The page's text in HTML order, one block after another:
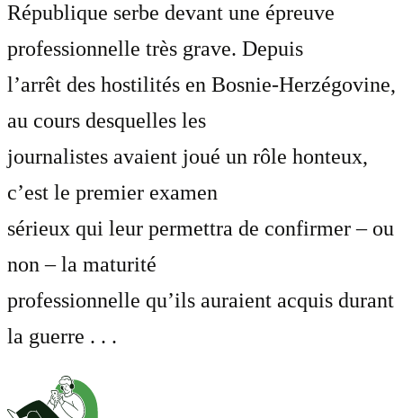
République serbe devant une épreuve
professionnelle très grave. Depuis
l’arrêt des hostilités en Bosnie-Herzégovine,
au cours desquelles les
journalistes avaient joué un rôle honteux,
c’est le premier examen
sérieux qui leur permettra de confirmer – ou
non – la maturité
professionnelle qu’ils auraient acquis durant
la guerre . . .